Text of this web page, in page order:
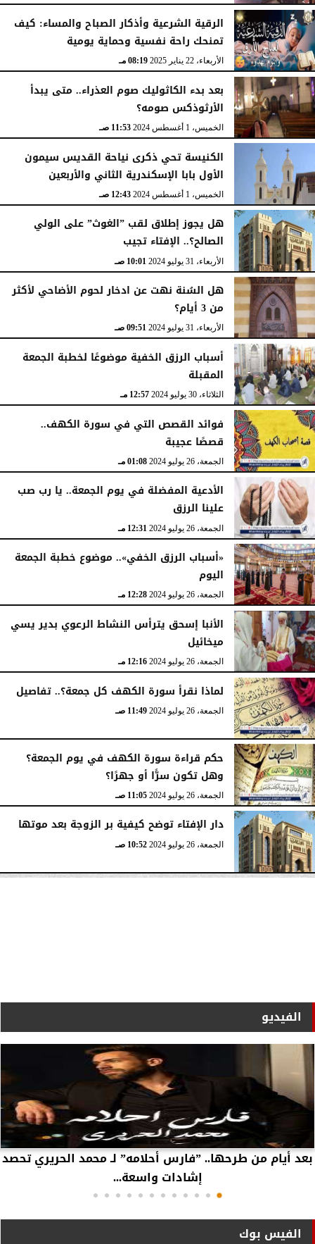
الرقية الشرعية وأذكار الصباح والمساء: كيف
تمنحك راحة نفسية وحماية يومية
الأربعاء، 22 يناير 2025 08:19 مـ
بعد بدء الكاثوليك صوم العذراء.. متى يبدأ
الأرثوذكس صومه؟
الخميس، 1 أغسطس 2024 11:53 صـ
الكنيسة تحي ذكرى نياحة القديس سيمون
الأول بابا الإسكندرية الثاني والأربعين
الخميس، 1 أغسطس 2024 12:43 صـ
هل يجوز إطلاق لقب ”الغوث” على الولي
الصالح؟.. الإفتاء تجيب
الأربعاء، 31 يوليو 2024 10:01 صـ
هل السُنة نهت عن ادخار لحوم الأضاحي لأكثر
من 3 أيام؟
الأربعاء، 31 يوليو 2024 09:51 صـ
أسباب الرزق الخفية موضوعًا لخطبة الجمعة
المقبلة
الثلاثاء، 30 يوليو 2024 12:57 مـ
فوائد القصص التي في سورة الكهف..
قصصًا عجيبة
الجمعة، 26 يوليو 2024 01:08 مـ
الأدعية المفضلة في يوم الجمعة.. يا رب صب
علينا الرزق
الجمعة، 26 يوليو 2024 12:31 مـ
«أسباب الرزق الخفي».. موضوع خطبة الجمعة
اليوم
الجمعة، 26 يوليو 2024 12:28 مـ
الأنبا إسحق يترأس النشاط الرعوي بدير يسي
ميخائيل
الجمعة، 26 يوليو 2024 12:16 مـ
لماذا نقرأ سورة الكهف كل جمعة؟.. تفاصيل
الجمعة، 26 يوليو 2024 11:49 صـ
حكم قراءة سورة الكهف في يوم الجمعة؟
وهل تكون سرًّا أو جهرًا؟
الجمعة، 26 يوليو 2024 11:05 صـ
دار الإفتاء توضح كيفية بر الزوجة بعد موتها
الجمعة، 26 يوليو 2024 10:52 صـ
الفيديو
بعد أيام من طرحها.. ”فارس أحلامه” لـ محمد الحريري تحصد
إشادات واسعة...
الفيس بوك